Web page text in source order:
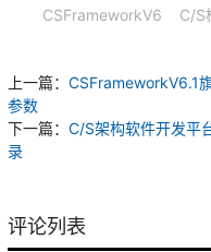
CSFrameworkV6 C/S
上一篇： CSFrameworkV6.1
参数
下一篇： C/S架构软件开发平
录
评论列表